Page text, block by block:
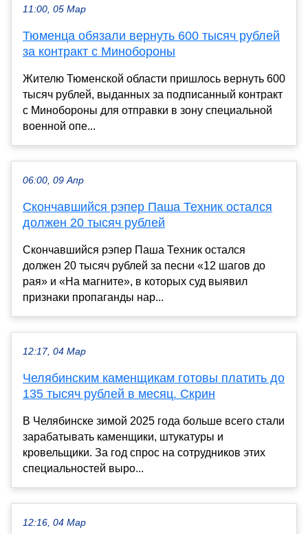
11:00, 05 Мар
Тюменца обязали вернуть 600 тысяч рублей
за контракт с Минобороны
Жителю Тюменской области пришлось вернуть 600
тысяч рублей, выданных за подписанный контракт
с Минобороны для отправки в зону специальной
военной опе...
06:00, 09 Апр
Скончавшийся рэпер Паша Техник остался
должен 20 тысяч рублей
Скончавшийся рэпер Паша Техник остался
должен 20 тысяч рублей за песни «12 шагов до
рая» и «На магните», в которых суд выявил
признаки пропаганды нар...
12:17, 04 Мар
Челябинским каменщикам готовы платить до
135 тысяч рублей в месяц. Скрин
В Челябинске зимой 2025 года больше всего стали
зарабатывать каменщики, штукатуры и
кровельщики. За год спрос на сотрудников этих
специальностей выро...
12:16, 04 Мар